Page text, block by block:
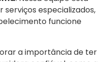
especializados,
funcione
a importância de ter